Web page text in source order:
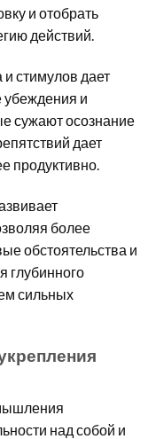
и отобрать
действий.
стимулов дает
и
сужают осознание
дает
продуктивно.
более
обстоятельства и
глубинного
сильных
над собой и